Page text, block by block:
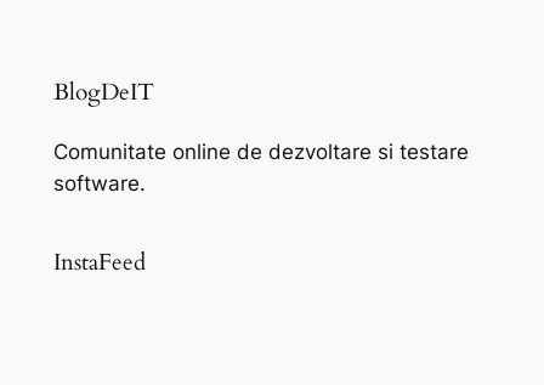
BlogDeIT
Comunitate online de dezvoltare si testare
software.
InstaFeed